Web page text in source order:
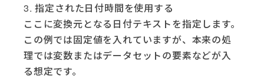
3. 指定された日付時間を使用する
ここに変換元となる日付テキストを指定します。
この例では固定値を入れていますが、本来の処
理では変数またはデータセットの要素などが入
る想定です。